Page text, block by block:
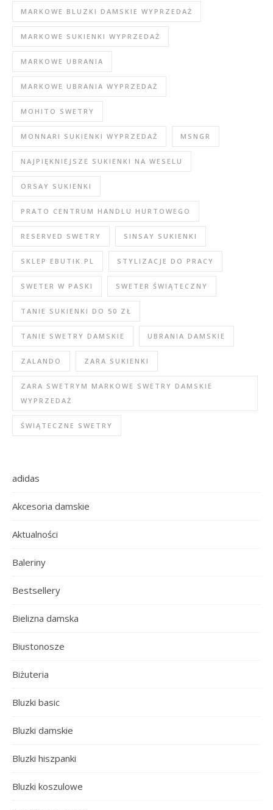
MARKOWE BLUZKI DAMSKIE WYPRZEDAŻ
MARKOWE SUKIENKI WYPRZEDAŻ
MARKOWE UBRANIA
MARKOWE UBRANIA WYPRZEDAŻ
MOHITO SWETRY
MONNARI SUKIENKI WYPRZEDAŻ MSNGR
NAJPIĘKNIEJSZE SUKIENKI NA WESELU
ORSAY SUKIENKI
PRATO CENTRUM HANDLU HURTOWEGO
RESERVED SWETRY SINSAY SUKIENKI
SKLEP EBUTIK.PL STYLIZACJE DO PRACY
SWETER W PASKI SWETER ŚWIĄTECZNY
TANIE SUKIENKI DO 50 ZŁ
TANIE SWETRY DAMSKIE UBRANIA DAMSKIE
ZALANDO ZARA SUKIENKI
ZARA SWETRYM MARKOWE SWETRY DAMSKIE
WYPRZEDAŻ
ŚWIĄTECZNE SWETRY
adidas
Akcesoria damskie
Aktualności
Baleriny
Bestsellery
Bielizna damska
Biustonosze
Biżuteria
Bluzki basic
Bluzki damskie
Bluzki hiszpanki
Bluzki koszulowe